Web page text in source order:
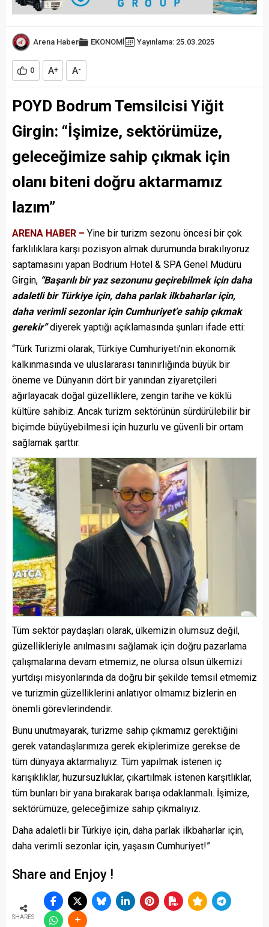
Arena Haber EKONOMİ Yayınlama: 25.03.2025
0 A+ A-
POYD Bodrum Temsilcisi Yiğit
Girgin: “İşimize, sektörümüze,
geleceğimize sahip çıkmak için
olanı biteni doğru aktarmamız
lazım”
ARENA HABER – Yine bir turizm sezonu öncesi bir çok
farklılıklara karşı pozisyon almak durumunda bırakılıyoruz
saptamasını yapan Bodrium Hotel & SPA Genel Müdürü
Girgin, “Başarılı bir yaz sezonunu geçirebilmek için daha
adaletli bir Türkiye için, daha parlak ilkbaharlar için,
daha verimli sezonlar için Cumhuriyet’e sahip çıkmak
gerekir” diyerek yaptığı açıklamasında şunları ifade etti:
“Türk Turizmi olarak, Türkiye Cumhuriyeti’nin ekonomik
kalkınmasında ve uluslararası tanınırlığında büyük bir
öneme ve Dünyanın dört bir yanından ziyaretçileri
ağırlayacak doğal güzelliklere, zengin tarihe ve köklü
kültüre sahibiz. Ancak turizm sektörünün sürdürülebilir bir
biçimde büyüyebilmesi için huzurlu ve güvenli bir ortam
sağlamak şarttır.
Tüm sektör paydaşları olarak, ülkemizin olumsuz değil,
güzellikleriyle anılmasını sağlamak için doğru pazarlama
çalışmalarına devam etmemiz, ne olursa olsun ülkemizi
yurtdışı misyonlarında da doğru bir şekilde temsil etmemiz
ve turizmin güzelliklerini anlatıyor olmamız bizlerin en
önemli görevlerindendir.
Bunu unutmayarak, turizme sahip çıkmamız gerektiğini
gerek vatandaşlarımıza gerek ekiplerimize gerekse de
tüm dünyaya aktarmalıyız. Tüm yapılmak istenen iç
karışıklıklar, huzursuzluklar, çıkartılmak istenen karşıtlıklar,
tüm bunları bir yana bırakarak barışa odaklanmalı. İşimize,
sektörümüze, geleceğimize sahip çıkmalıyız.
Daha adaletli bir Türkiye için, daha parlak ilkbaharlar için,
daha verimli sezonlar için, yaşasın Cumhuriyet!”
Share and Enjoy !
SHARES